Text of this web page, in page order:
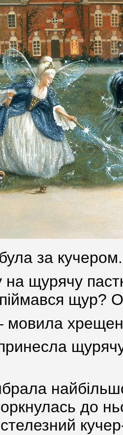
за кучером.
на щурячу
щур?
до